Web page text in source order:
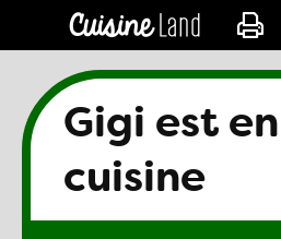
Gigi est en
cuisine